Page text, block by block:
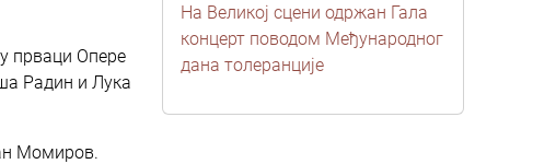
прваци Опере
Радин и Лука
Момиров.
На Великој сцени одржан Гала
концерт поводом Међународног
дана толеранције